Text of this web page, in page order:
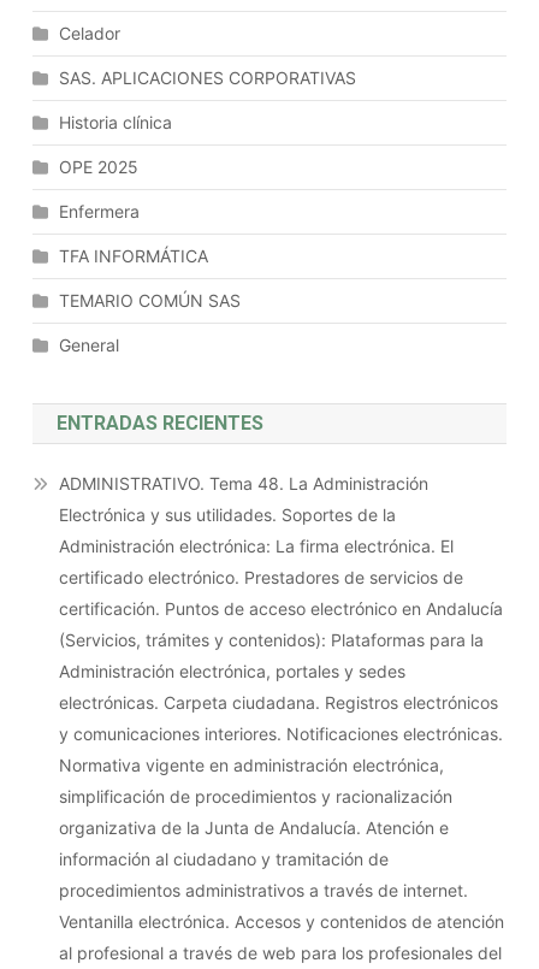
Celador
SAS. APLICACIONES CORPORATIVAS
Historia clínica
OPE 2025
Enfermera
TFA INFORMÁTICA
TEMARIO COMÚN SAS
General
ENTRADAS RECIENTES
ADMINISTRATIVO. Tema 48. La Administración
Electrónica y sus utilidades. Soportes de la
Administración electrónica: La firma electrónica. El
certificado electrónico. Prestadores de servicios de
certificación. Puntos de acceso electrónico en Andalucía
(Servicios, trámites y contenidos): Plataformas para la
Administración electrónica, portales y sedes
electrónicas. Carpeta ciudadana. Registros electrónicos
y comunicaciones interiores. Notificaciones electrónicas.
Normativa vigente en administración electrónica,
simplificación de procedimientos y racionalización
organizativa de la Junta de Andalucía. Atención e
información al ciudadano y tramitación de
procedimientos administrativos a través de internet.
Ventanilla electrónica. Accesos y contenidos de atención
al profesional a través de web para los profesionales del